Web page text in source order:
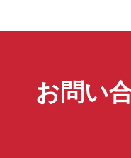
お問い